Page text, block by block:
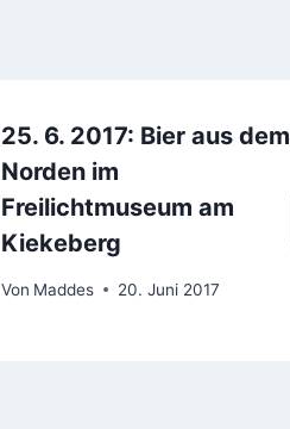
25. 6. 2017: Bier aus dem
Norden im
Freilichtmuseum am
Kiekeberg
Von Maddes 20. Juni 2017